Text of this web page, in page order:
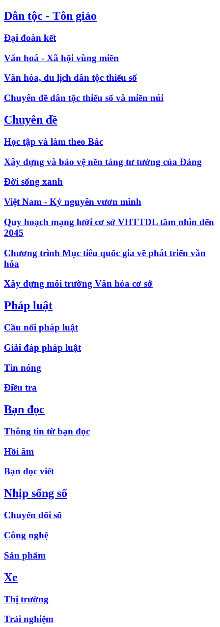
Dân tộc - Tôn giáo
Đại đoàn kết
Văn hoá - Xã hội vùng miền
Văn hóa, du lịch dân tộc thiểu số
Chuyên đề dân tộc thiểu số và miền núi
Chuyên đề
Học tập và làm theo Bác
Xây dựng và bảo vệ nền tảng tư tưởng của Đảng
Đời sống xanh
Việt Nam - Kỷ nguyên vươn mình
Quy hoạch mạng lưới cơ sở VHTTDL tầm nhìn đến
2045
Chương trình Mục tiêu quốc gia về phát triển văn
hóa
Xây dựng môi trường Văn hóa cơ sở
Pháp luật
Cầu nối pháp luật
Giải đáp pháp luật
Tin nóng
Điều tra
Bạn đọc
Thông tin từ bạn đọc
Hồi âm
Bạn đọc viết
Nhịp sống số
Chuyển đổi số
Công nghệ
Sản phẩm
Xe
Thị trường
Trải nghiệm